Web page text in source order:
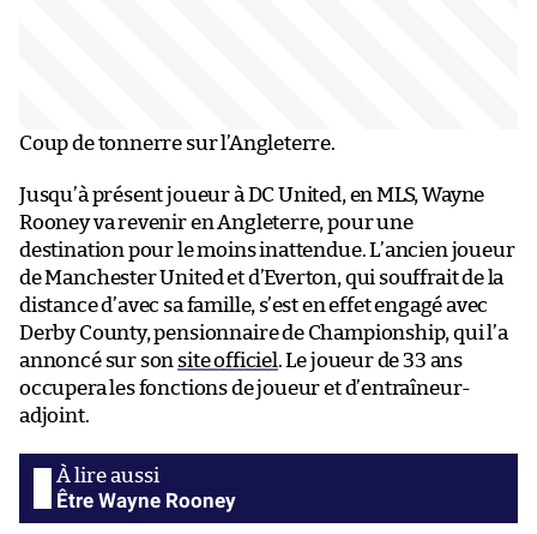
Coup de tonnerre sur l’Angleterre.
Jusqu’à présent joueur à DC United, en MLS, Wayne
Rooney va revenir en Angleterre, pour une
destination pour le moins inattendue. L’ancien joueur
de Manchester United et d’Everton, qui souffrait de la
distance d’avec sa famille, s’est en effet engagé avec
Derby County, pensionnaire de Championship, qui l’a
annoncé sur son site officiel. Le joueur de 33 ans
occupera les fonctions de joueur et d’entraîneur-
adjoint.
Être Wayne Rooney